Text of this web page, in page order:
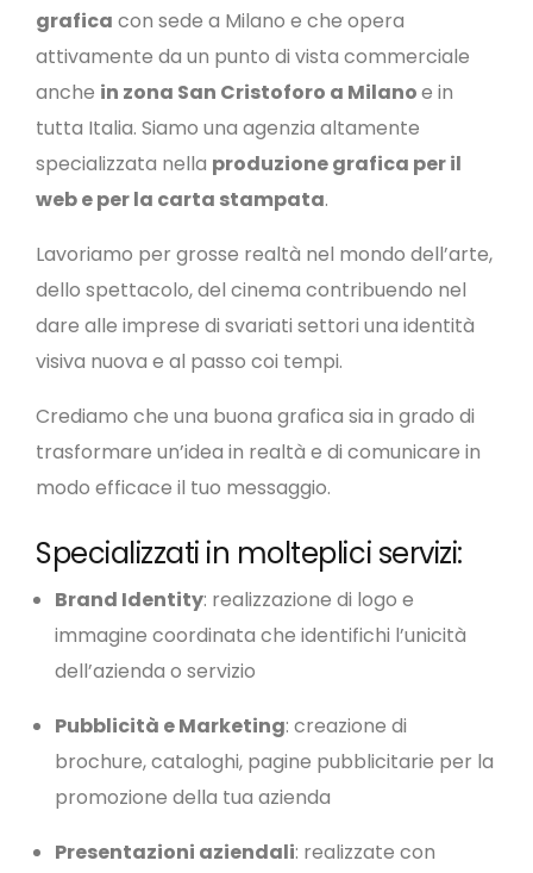
grafica con sede a Milano e che opera
attivamente da un punto di vista commerciale
anche in zona San Cristoforo a Milanoe in
tutta Italia. Siamo una agenzia altamente
specializzata nella produzione grafica per il
web e per la carta stampata.
Lavoriamo per grosse realtà nel mondo dell’arte,
dello spettacolo, del cinema contribuendo nel
dare alle imprese di svariati settori una identità
visiva nuova e al passo coi tempi.
Crediamo che una buona grafica sia in grado di
trasformare un’idea in realtà e di comunicare in
modo efficace il tuo messaggio.
Specializzati in molteplici servizi:
Brand Identity: realizzazione di logo e
immagine coordinata che identifichi l’unicità
dell’azienda o servizio
Pubblicità e Marketing: creazione di
brochure, cataloghi, pagine pubblicitarie per la
promozione della tua azienda
Presentazioni aziendali: realizzate con